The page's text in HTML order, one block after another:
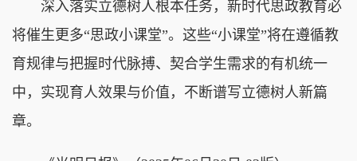
深入落实立德树人根本任务，新时代思政教育必
将催生更多“思政小课堂”。这些“小课堂”将在遵循教
育规律与把握时代脉搏、契合学生需求的有机统一
中，实现育人效果与价值，不断谱写立德树人新篇
章。